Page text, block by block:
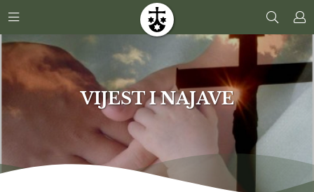
VIJEST I NAJAVE